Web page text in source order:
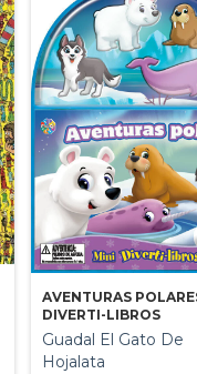
AVENTURAS
DIVERTI-LIBROS
Guadal El Gato De
Hojalata